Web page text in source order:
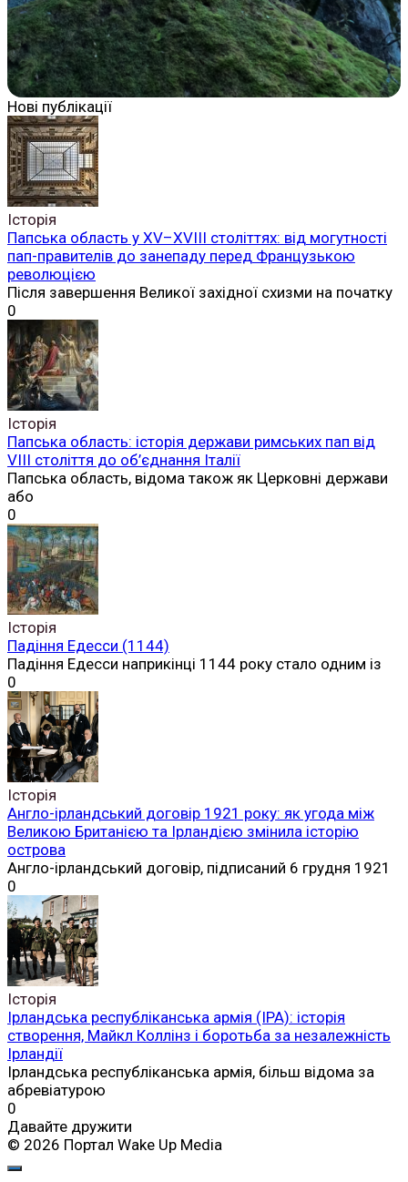
Нові публікації
Історія
Папська область у XV–XVIII століттях: від могутності
пап-правителів до занепаду перед Французькою
революцією
Після завершення Великої західної схизми на початку
0
Історія
Папська область: історія держави римських пап від
VIII століття до об’єднання Італії
Папська область, відома також як Церковні держави
або
0
Історія
Падіння Едесси (1144)
Падіння Едесси наприкінці 1144 року стало одним із
0
Історія
Англо-ірландський договір 1921 року: як угода між
Великою Британією та Ірландією змінила історію
острова
Англо-ірландський договір, підписаний 6 грудня 1921
0
Історія
Ірландська республіканська армія (ІРА): історія
створення, Майкл Коллінз і боротьба за незалежність
Ірландії
Ірландська республіканська армія, більш відома за
абревіатурою
0
Давайте дружити
© 2026 Портал Wake Up Media